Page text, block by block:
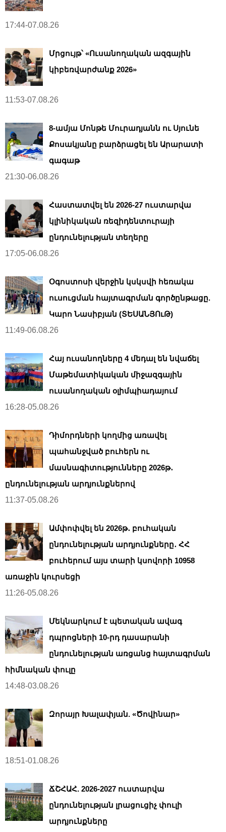
17:44-07.08.26
Մրցույթ՝ «Ուսանողական ազգային
կիբեռվարժանք 2026»
11:53-07.08.26
8-ամյա Մոնթե Մուրադյանն ու Սյունե
Քոսակյանը բարձրացել են Արարատի
գագաթ
21:30-06.08.26
Հաստատվել են 2026-27 ուստարվա
կլինիկական ռեզիդենտուրայի
ընդունելության տեղերը
17:05-06.08.26
Օգոստոսի վերջին կսկսվի հեռակա
ուսուցման հայտագրման գործընթացը.
Կարո Նասիբյան (ՏԵՍԱՆՅՈւԹ)
11:49-06.08.26
Հայ ուսանողները 4 մեդալ են նվաճել
Մաթեմատիկական միջազգային
ուսանողական օլիմպիադայում
16:28-05.08.26
Դիմորդների կողմից առավել
պահանջված բուհերն ու
մասնագիտությունները 2026թ․
ընդունելության արդյունքներով
11:37-05.08.26
Ամփոփվել են 2026թ․ բուհական
ընդունելության արդյունքները․ ՀՀ
բուհերում այս տարի կսովորի 10958
առաջին կուրսեցի
11:26-05.08.26
Մեկնարկում է պետական ավագ
դպրոցների 10-րդ դասարանի
ընդունելության առցանց հայտագրման
հիմնական փուլը
14:48-03.08.26
Զորայր Խալափյան. «Ծովինար»
18:51-01.08.26
ՃՇՀԱՀ. 2026-2027 ուստարվա
ընդունելության լրացուցիչ փուլի
արդյունքները